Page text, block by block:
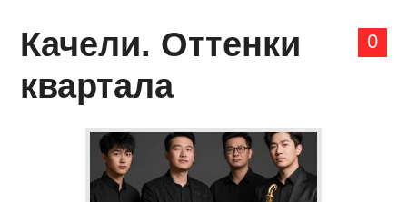
0
Качели. Оттенки
квартала